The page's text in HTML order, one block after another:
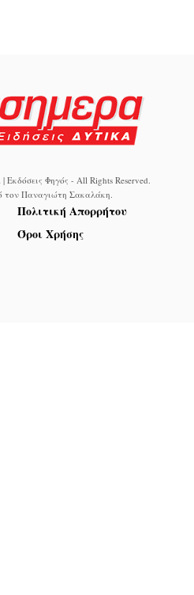
Φηγός - All Rights Reserved.
τον Παναγιώτη Σακαλάκη.
Πολιτική Απορρήτου
Όροι Χρήσης